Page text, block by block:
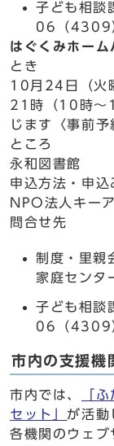
子ども相
06（4309
はぐくみホーム
とき
10月24日（火
21時（10時～
じます〈事前予
ところ
永和図書館
申込方法・申
NPO法人キ
問合せ先
制度・里親
家庭セン
子ども相
06（4309
市内の支援機
市内では、 「
セット」 が活動
各機関のウェブ